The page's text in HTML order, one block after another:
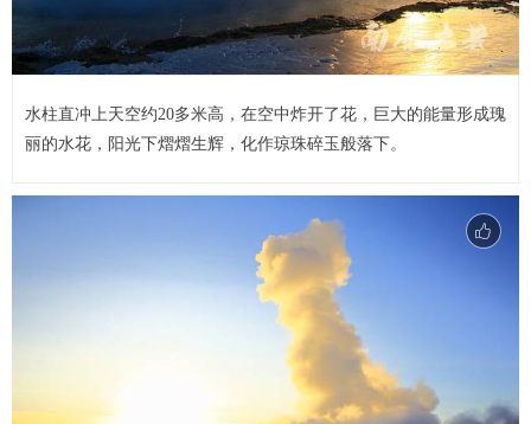
水柱直冲上天空约20多米高，在空中炸开了花，巨大的能量形成瑰
丽的水花，阳光下熠熠生辉，化作琼珠碎玉般落下。